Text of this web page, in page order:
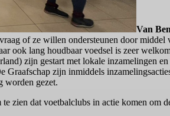
Van
of ze willen ondersteunen door
ook lang houdbaar voedsel is zeer
zijn gestart met lokale inzamelingen
zijn inmiddels
worden gezet.
zien dat voetbalclubs in actie komen om